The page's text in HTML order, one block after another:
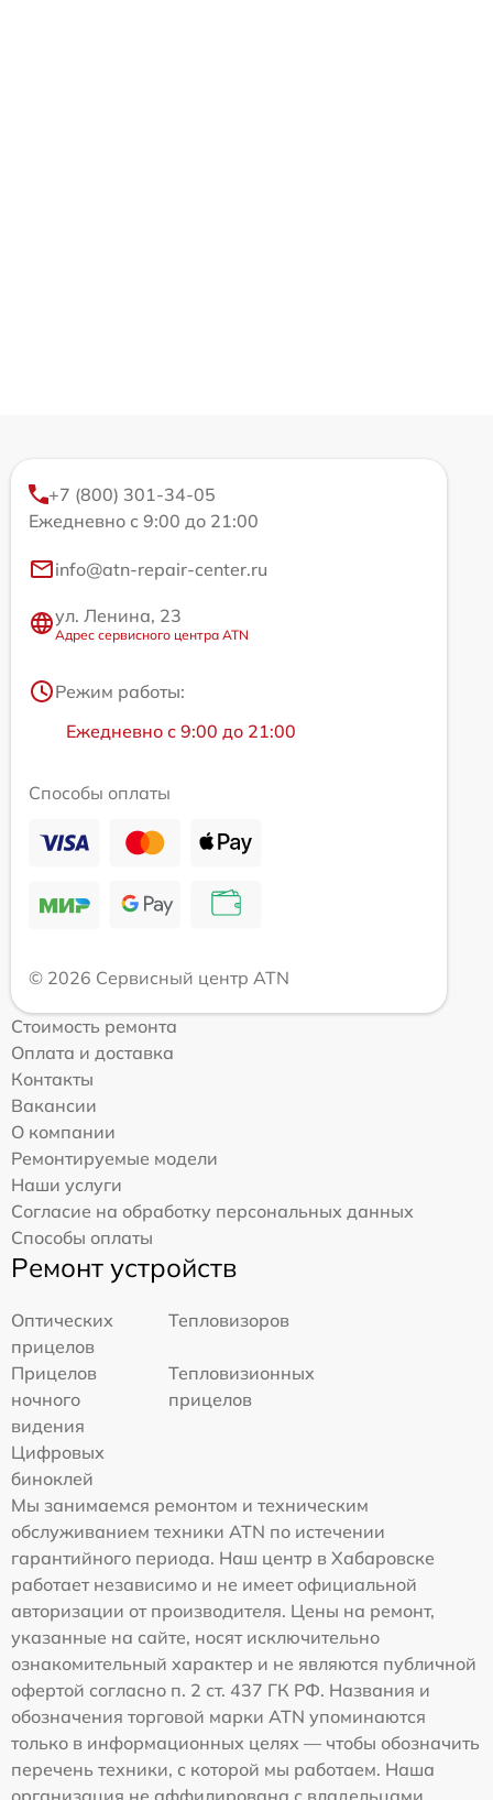
+7 (800) 301-34-05
Ежедневно с 9:00 до 21:00
info@atn-repair-center.ru
ул. Ленина, 23
Адрес сервисного центра ATN
Режим работы:
Ежедневно с 9:00 до 21:00
Способы оплаты
© 2026 Сервисный центр ATN
Стоимость ремонта
Оплата и доставка
Контакты
Вакансии
О компании
Ремонтируемые модели
Наши услуги
Согласие на обработку персональных данных
Способы оплаты
Ремонт устройств
Оптических
прицелов
Тепловизоров
Прицелов
ночного
видения
Тепловизионных
прицелов
Цифровых
биноклей
Мы занимаемся ремонтом и техническим
обслуживанием техники ATN по истечении
гарантийного периода. Наш центр в Хабаровске
работает независимо и не имеет официальной
авторизации от производителя. Цены на ремонт,
указанные на сайте, носят исключительно
ознакомительный характер и не являются публичной
офертой согласно п. 2 ст. 437 ГК РФ. Названия и
обозначения торговой марки ATN упоминаются
только в информационных целях — чтобы обозначить
перечень техники, с которой мы работаем. Наша
организация не аффилирована с владельцами